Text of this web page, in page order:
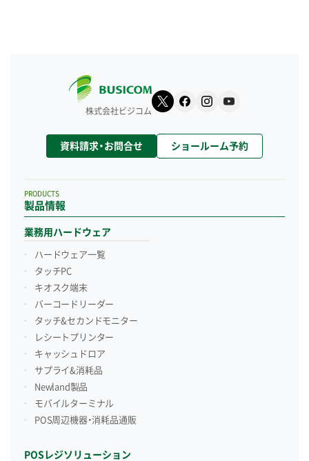
株式会社ビジコム
資料請求・お問合せ ショールーム予約
製品情報
PRODUCTS
業務用ハードウェア
ハードウェア一覧
タッチPC
キオスク端末
バーコードリーダー
タッチ&セカンドモニター
レシートプリンター
キャッシュドロア
サプライ&消耗品
Newland製品
モバイルターミナル
POS周辺機器・消耗品通販
POSレジソリューション